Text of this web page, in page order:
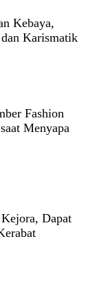
Kebaya,
Karismatik
Fashion
Menyapa
Dapat